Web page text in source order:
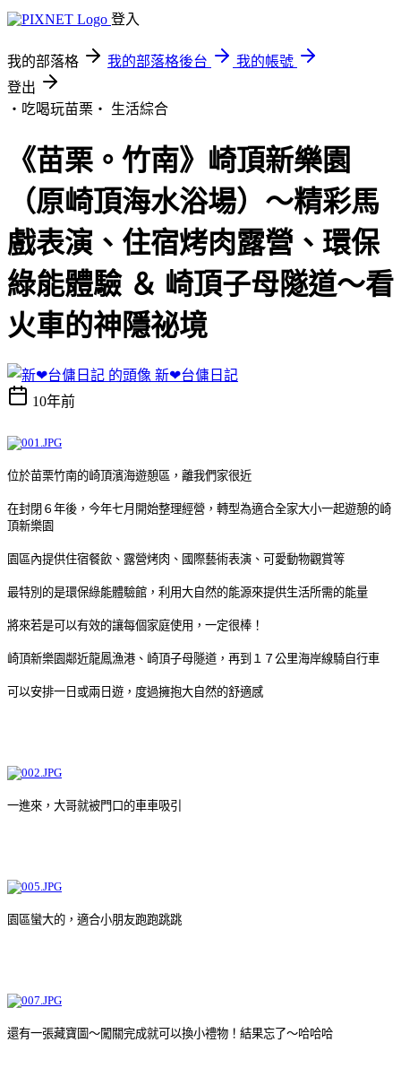
登入
我的部落格 我的部落格後台
我的帳號
登出
‧吃喝玩苗栗‧ 生活綜合
《苗栗。竹南》崎頂新樂園
（原崎頂海水浴場）～精彩馬
戲表演、住宿烤肉露營、環保
綠能體驗 ＆ 崎頂子母隧道～看
火車的神隱祕境
新❤台傭日記
10年前
位於苗栗竹南的崎頂濱海遊憩區， 離我們家很近
在封閉６年後，今年七月開始整理經營，轉型為適合全家大小一起遊憩的崎
頂新樂園
園區內提供住宿餐飲、露營烤肉、國際藝術表演、可愛動物觀賞等
最特別的是環保綠能體驗館，利用大自然的能源來提供生活所需的能量
將來若是可以有效的讓每個家庭使用，一定很棒！
崎頂新樂園鄰近龍鳳漁港、崎頂子母隧道，再到１７公里海岸線騎自行車
可以安排一日或兩日遊 ，度過擁抱大自然的舒適感
一進來，大哥就被門口的車車吸引
園區蠻大的，適合小朋友跑跑跳跳
還有一張藏寶圖～闖關完成就可以換小禮物！結果忘了～哈哈哈